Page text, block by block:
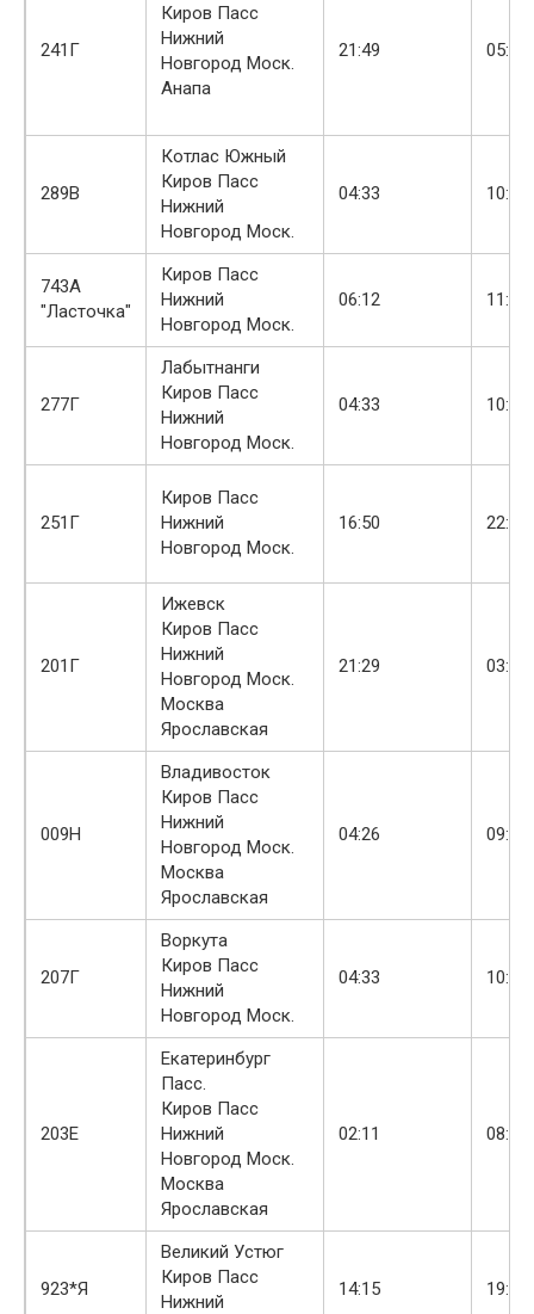
241Г
Киров Пасс
Нижний
Новгород Моск.
Анапа
21:49 05:30
289В
Котлас Южный
Киров Пасс
Нижний
Новгород Моск.
04:33 10:17
743А
"Ласточка"
Киров Пасс
Нижний
Новгород Моск.
06:12 11:04
277Г
Лабытнанги
Киров Пасс
Нижний
Новгород Моск.
04:33 10:17
251Г
Киров Пасс
Нижний
Новгород Моск.
16:50 22:44
201Г
Ижевск
Киров Пасс
Нижний
Новгород Моск.
Москва
Ярославская
21:29 03:22
009Н
Владивосток
Киров Пасс
Нижний
Новгород Моск.
Москва
Ярославская
04:26 09:39
207Г
Воркута
Киров Пасс
Нижний
Новгород Моск.
04:33 10:17
203Е
Екатеринбург
Пасс.
Киров Пасс
Нижний
Новгород Моск.
Москва
Ярославская
02:11 08:05
923*Я
Великий Устюг
Киров Пасс
Нижний
14:15 19:29